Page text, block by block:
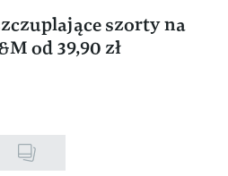
szorty na
od 39,90 zł